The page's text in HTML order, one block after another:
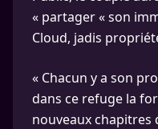
« partager « son
Cloud, jadis
« Chacun y a son
dans ce refuge la
nouveaux chapitres